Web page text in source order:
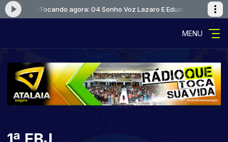
Tocando agora: 04 Sonho Voz Lazaro E Eduardo [MIMP3]
MENU